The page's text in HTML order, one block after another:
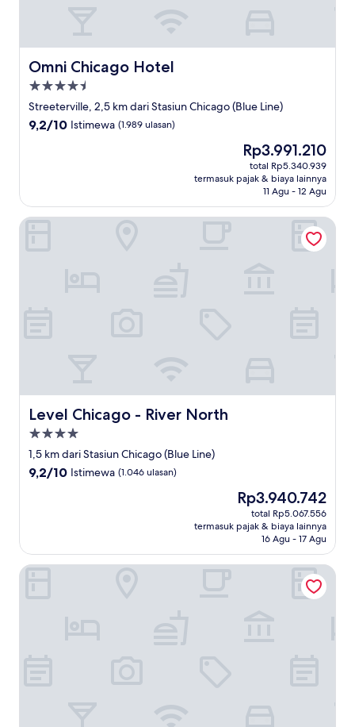
Omni Chicago Hotel
Omni Chicago Hotel
Properti
bintang
4.5
Streeterville, 2,5 km dari Stasiun Chicago (Blue Line)
9.2
9,2/10 Istimewa (1.989 ulasan)
Harga
sekarang
Rp3.991.210
Rp3.991.210
total Rp5.340.939
termasuk pajak & biaya lainnya
11 Agu - 12 Agu
Level Chicago - River North
Level Chicago - River North
Properti
bintang
4.0
1,5 km dari Stasiun Chicago (Blue Line)
9.2
9,2/10 Istimewa (1.046 ulasan)
Harga
sekarang
Rp3.940.742
Rp3.940.742
total Rp5.067.556
termasuk pajak & biaya lainnya
16 Agu - 17 Agu
Level Chicago - River North
Hotel Chicago Downtown, Autograph Collection by